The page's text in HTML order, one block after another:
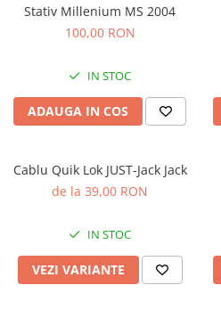
Android
Microfoane pt Camere Video
conferinta
Microfoane Ribbon
Microfoane stereo
Microfoane wireless si sisteme
Stative de microfon
Accesorii de microfoane
Accesorii de rack
Accesorii echipamente de studio
Stativ Millenium MS 2004
100,00 RON
IN STOC
ADAUGA IN COS
Cablu Quik Lok JUST-Jack Jack
de la 39,00 RON
IN STOC
VEZI VARIANTE